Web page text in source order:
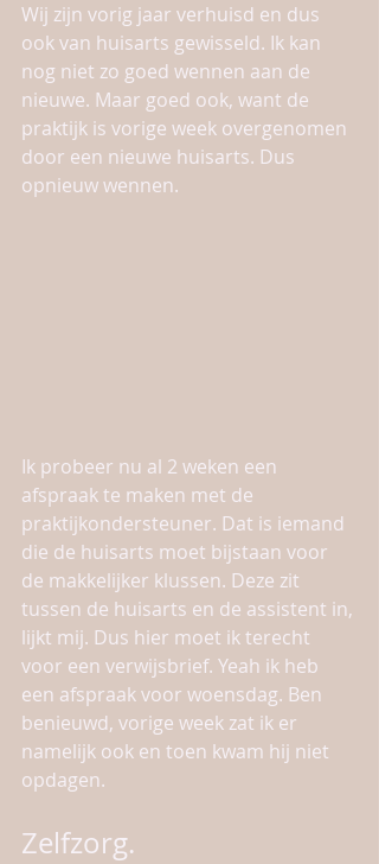
Wij zijn vorig jaar verhuisd en dus
ook van huisarts gewisseld. Ik kan
nog niet zo goed wennen aan de
nieuwe. Maar goed ook, want de
praktijk is vorige week overgenomen
door een nieuwe huisarts. Dus
opnieuw wennen.
Ik probeer nu al 2 weken een
afspraak te maken met de
praktijkondersteuner. Dat is iemand
die de huisarts moet bijstaan voor
de makkelijker klussen. Deze zit
tussen de huisarts en de assistent in,
lijkt mij. Dus hier moet ik terecht
voor een verwijsbrief. Yeah ik heb
een afspraak voor woensdag. Ben
benieuwd, vorige week zat ik er
namelijk ook en toen kwam hij niet
opdagen.
Zelfzorg.